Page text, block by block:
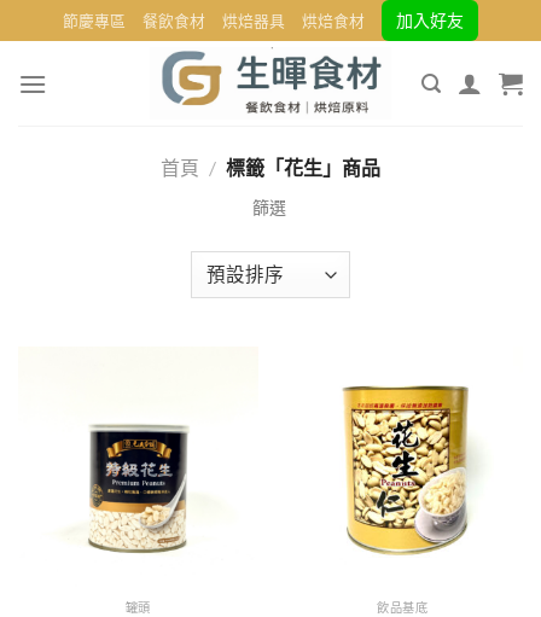
to
content
節慶專區 餐飲食材 烘焙器具 烘焙食材 加入好友
首頁 / 標籤「花生」商品
罐頭 飲品基底